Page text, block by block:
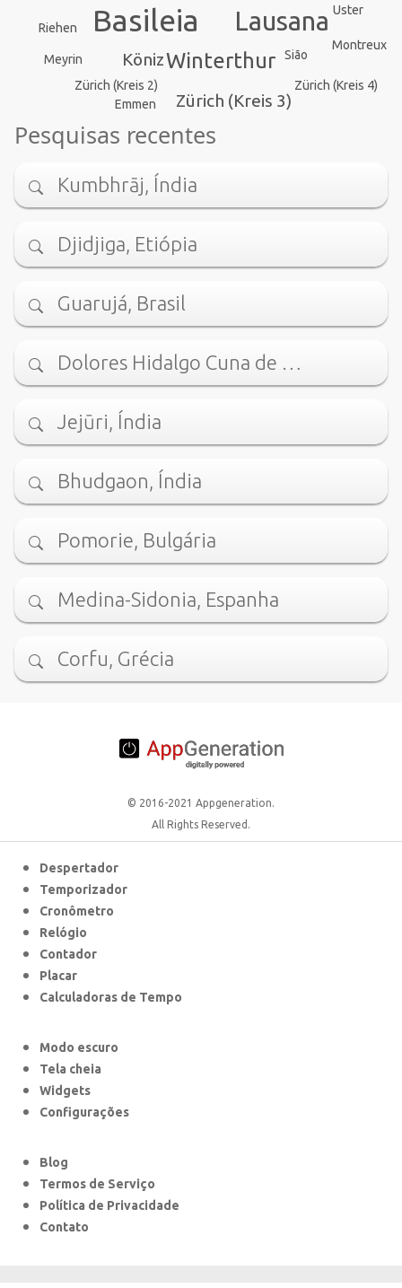
Basileia Lausana
Winterthur
Zürich (Kreis 3)
Köniz
Zürich (Kreis 2)
Sião
Zürich (Kreis 4)
Emmen
Uster
Montreux
Riehen
Meyrin
Pesquisas recentes
Kumbhrāj, Índia
Djidjiga, Etiópia
Guarujá, Brasil
Dolores Hidalgo Cuna de …
Jejūri, Índia
Bhudgaon, Índia
Pomorie, Bulgária
Medina-Sidonia, Espanha
Corfu, Grécia
© 2016-2021 Appgeneration.
All Rights Reserved.
Despertador
Temporizador
Cronômetro
Relógio
Contador
Placar
Calculadoras de Tempo
Modo escuro
Tela cheia
Widgets
Configurações
Blog
Termos de Serviço
Política de Privacidade
Contato